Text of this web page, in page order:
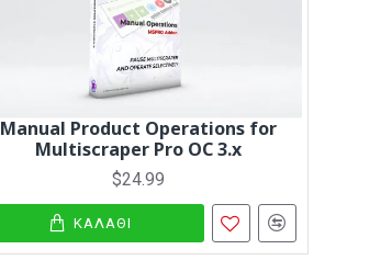
Manual Product Operations for
Multiscraper Pro OC 3.x
$24.99
ΚΑΛΆΘΙ